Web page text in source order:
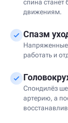
спина станет
движениям.
Спазм
работать и
Спондилёз
артерию, а